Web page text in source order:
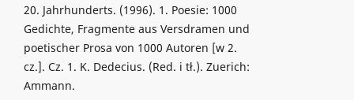
20. Jahrhunderts. (1996). 1. Poesie: 1000
Gedichte, Fragmente aus Versdramen und
poetischer Prosa von 1000 Autoren [w 2.
cz.]. Cz. 1. K. Dedecius. (Red. i tł.). Zuerich:
Ammann.